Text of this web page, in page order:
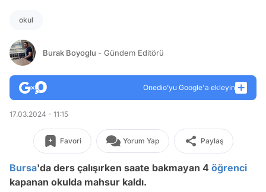
okul
Burak Boyoglu - Gündem Editörü
Onedio’yu Google'a ekleyin
17.03.2024 - 11:15
Favori Yorum Yap Paylaş
Bursa'da ders çalışırken saate bakmayan 4 öğrenci
kapanan okulda mahsur kaldı.